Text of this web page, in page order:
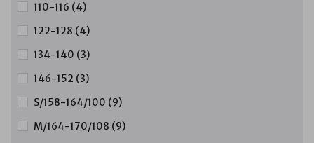
110-116 (4)
122-128 (4)
134-140 (3)
146-152 (3)
S/158-164/100 (9)
M/164-170/108 (9)